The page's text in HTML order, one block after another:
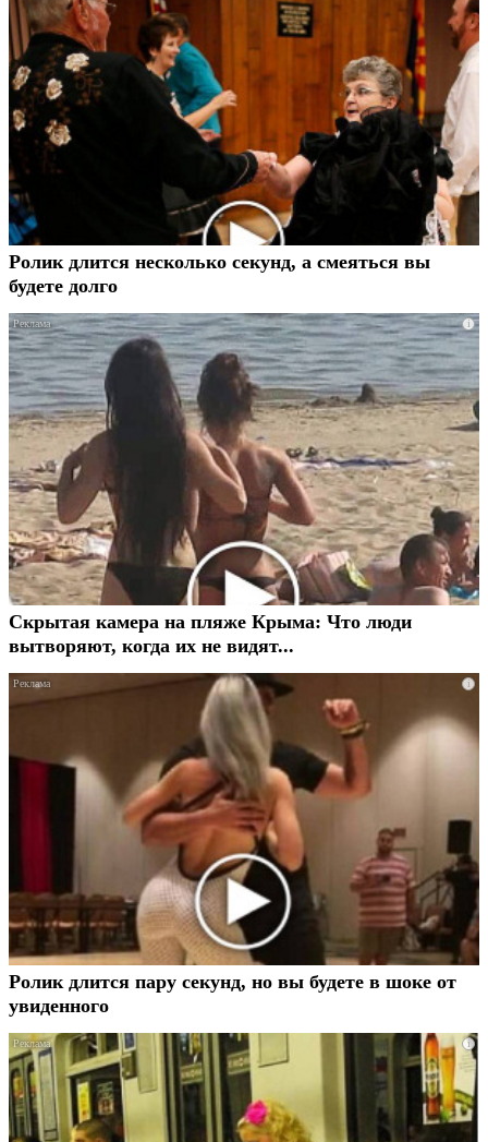
Ролик длится несколько секунд, а смеяться вы
будете долго
i
Скрытая камера на пляже Крыма: Что люди
вытворяют, когда их не видят...
i
Ролик длится пару секунд, но вы будете в шоке от
увиденного
i